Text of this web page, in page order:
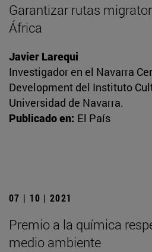
Garantizar rutas
África
Javier Larequi
Investigador en el Navarra
Development del Instituto
Universidad de Navarra.
Publicado en: El País
07 | 10 | 2021
Premio a la química
medio ambiente